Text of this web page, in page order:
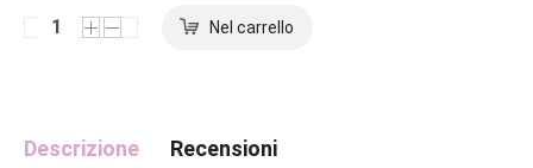
Descrizione Recensioni